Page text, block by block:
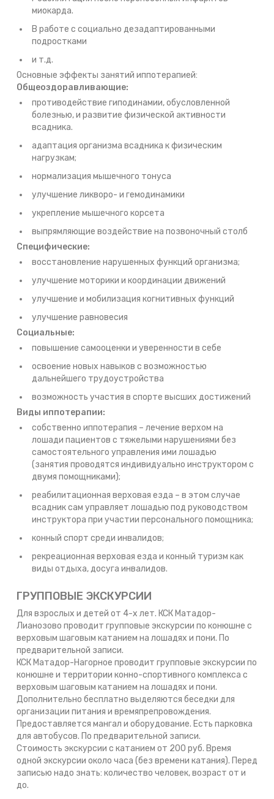
миокарда.
В работе с социально дезадаптированными
подростками
и т.д.
Основные эффекты занятий иппотерапией:
Общеоздоравливающие:
противодействие гиподинамии, обусловленной
болезнью, и развитие физической активности
всадника.
адаптация организма всадника к физическим
нагрузкам;
нормализация мышечного тонуса
улучшение ликворо- и гемодинамики
укрепление мышечного корсета
выпрямляющие воздействие на позвоночный столб
Специфические:
восстановление нарушенных функций организма;
улучшение моторики и координации движений
улучшение и мобилизация когнитивных функций
улучшение равновесия
Социальные:
повышение самооценки и уверенности в себе
освоение новых навыков с возможностью
дальнейшего трудоустройства
возможность участия в спорте высших достижений
Виды иппотерапии:
собственно иппотерапия – лечение верхом на
лошади пациентов с тяжелыми нарушениями без
самостоятельного управления ими лошадью
(занятия проводятся индивидуально инструктором с
двумя помощниками);
реабилитационная верховая езда – в этом случае
всадник сам управляет лошадью под руководством
инструктора при участии персонального помощника;
конный спорт среди инвалидов;
рекреационная верховая езда и конный туризм как
виды отдыха, досуга инвалидов.
ГРУППОВЫЕ ЭКСКУРСИИ
Для взрослых и детей от 4-х лет. КСК Матадор-
Лианозово проводит групповые экскурсии по конюшне с
верховым шаговым катанием на лошадях и пони. По
предварительной записи.
КСК Матадор-Нагорное проводит групповые экскурсии по
конюшне и территории конно-спортивного комплекса с
верховым шаговым катанием на лошадях и пони.
Дополнительно бесплатно выделяются беседки для
организации питания и времяпрепровождения.
Предоставляется мангал и оборудование. Есть парковка
для автобусов. По предварительной записи.
Стоимость экскурсии с катанием от 200 руб. Время
одной экскурсии около часа (без времени катания). Перед
записью надо знать: количество человек, возраст от и
до.